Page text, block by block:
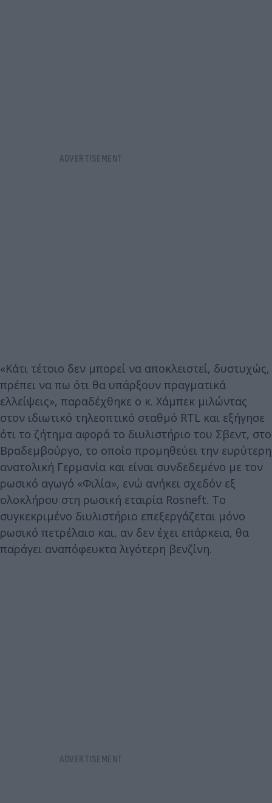
«Κάτι τέτοιο δεν μπορεί να αποκλειστεί, δυστυχώς,
πρέπει να πω ότι θα υπάρξουν πραγματικά
ελλείψεις», παραδέχθηκε ο κ. Χάμπεκ μιλώντας
στον ιδιωτικό τηλεοπτικό σταθμό RTL και εξήγησε
ότι το ζήτημα αφορά το διυλιστήριο του Σβεντ, στο
Βραδεμβούργο, το οποίο προμηθεύει την ευρύτερη
ανατολική Γερμανία και είναι συνδεδεμένο με τον
ρωσικό αγωγό «Φιλία», ενώ ανήκει σχεδόν εξ
ολοκλήρου στη ρωσική εταιρία Rosneft. Το
συγκεκριμένο διυλιστήριο επεξεργάζεται μόνο
ρωσικό πετρέλαιο και, αν δεν έχει επάρκεια, θα
παράγει αναπόφευκτα λιγότερη βενζίνη.